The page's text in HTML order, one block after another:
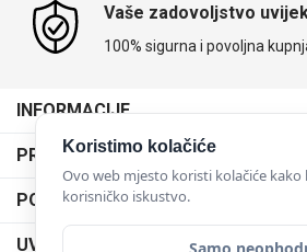
Vaše zadovoljstvo
100% sigurna i povoljna
INFORMACIJE
Maskice.hr - Web trgovina
SVIJET MASKICA d.o.o.
Aleja javora 13, 10000 Zagreb
095 5555 345
PRODAJNA MJESTA
Poslovnica Trešnjevka
Poslovnica Dubrava
PODRŠKA
Dostava
UVJETI KORIŠTENJA
Koristimo kolačiće
Ovo web mjesto koristi kolačiće
korisničko iskustvo.